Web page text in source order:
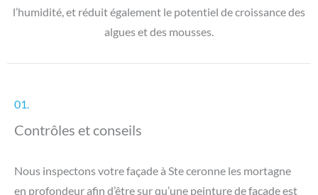
l’humidité, et réduit également le potentiel de croissance des
algues et des mousses.
01.
Contrôles et conseils
Nous inspectons votre façade à Ste ceronne les mortagne
en profondeur afin d’être sur qu’une peinture de façade est